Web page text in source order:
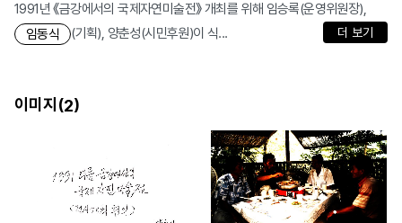
1991년 《금강에서의 국제자연미술전》 개최를 위해 임승록(운영위원장),
임동식
(기획), 양춘성(시민후원)이 식... 더 보기
이미지(2)